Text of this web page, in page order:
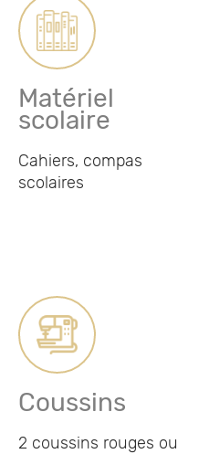
Matériel
scolaire
Cahiers, compas
scolaires
Coussins
2 coussins rouges ou